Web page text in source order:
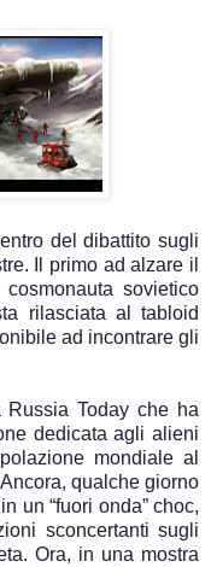
del dibattito sugli
Il primo ad alzare il
sovietico
rilasciata al tabloid
ad incontrare gli
Russia Today che ha
dedicata agli alieni
mondiale al
qualche giorno
un “fuori onda” choc,
sconcertanti sugli
Ora, in una mostra